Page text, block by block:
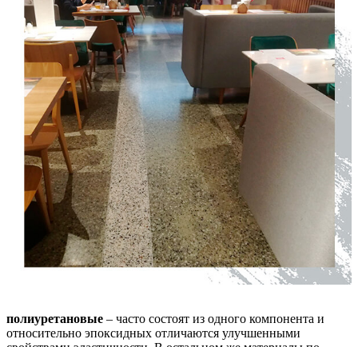
полиуретановые – часто состоят из одного компонента и
относительно эпоксидных отличаются улучшенными